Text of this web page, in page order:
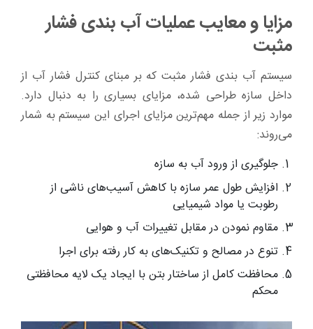
مزایا و معایب عملیات آب بندی فشار
مثبت
سیستم‌ آب بندی فشار مثبت که بر مبنای کنترل فشار آب از
داخل سازه طراحی شده، مزایای بسیاری را به دنبال دارد.
موارد زیر از جمله مهم‌ترین مزایای اجرای این سیستم به شمار
می‌روند:
جلوگیری از ورود آب به سازه
افزایش طول عمر سازه با کاهش آسیب‌های ناشی از
رطوبت یا مواد شیمیایی
مقاوم نمودن در مقابل تغییرات آب و هوایی
تنوع در مصالح و تکنیک‌های به کار رفته برای اجرا
محافظت کامل از ساختار بتن با ایجاد یک لایه محافظتی
محکم